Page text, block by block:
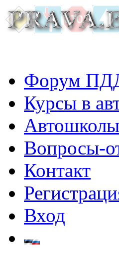
Форум
Курсы в
Автошколы
Вопросы-
Контакт
Вход